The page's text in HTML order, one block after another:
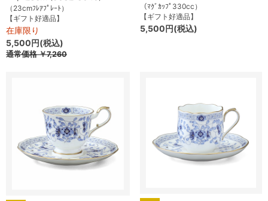
（23cmﾌﾚｱﾌﾟﾚｰﾄ）
【ギフト好適品】
在庫限り
5,500円(税込)
通常価格￥7,260
（ﾏｸﾞｶｯﾌﾟ330cc）
【ギフト好適品】
5,500円(税込)